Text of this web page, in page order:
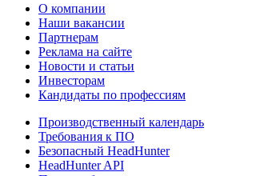
О компании
Наши вакансии
Партнерам
Реклама на сайте
Новости и статьи
Инвесторам
Кандидаты по профессиям
Производственный календарь
Требования к ПО
Безопасный HeadHunter
HeadHunter API